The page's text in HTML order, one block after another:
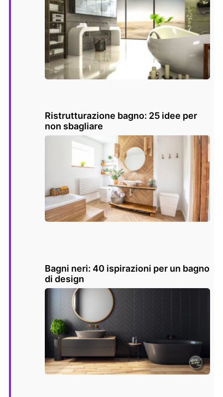
Ristrutturazione bagno: 25 idee per
non sbagliare
Bagni neri: 40 ispirazioni per un bagno
di design